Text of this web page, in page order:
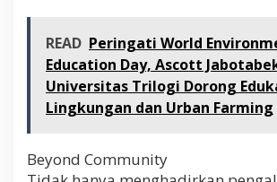
READ Peringati World
Education Day, Ascott
Universitas Trilogi Dorong
Lingkungan dan Urban Farming
Beyond Community